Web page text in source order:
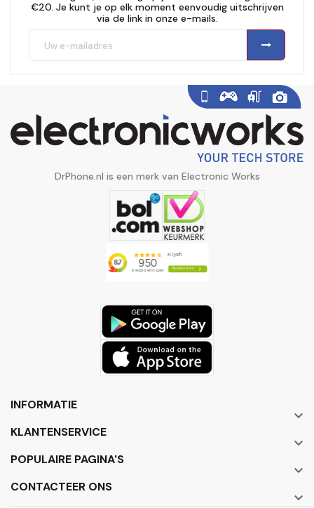
€20. Je kunt je op elk moment eenvoudig uitschrijven
via de link in onze e-mails.
DrPhone.nl is een merk van Electronic Works
INFORMATIE

KLANTENSERVICE

POPULAIRE PAGINA'S

CONTACTEER ONS
